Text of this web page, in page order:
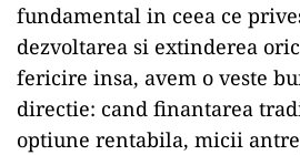
fundamental in ceea ce
dezvoltarea si extinderea
fericire insa, avem o veste
directie: cand finantarea
optiune rentabila, micii